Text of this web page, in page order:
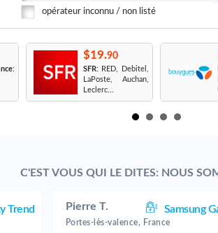
opérateur inconnu / non listé
:
$19.90
SFR: RED, Debitel,
LaPoste, Auchan,
Leclerc...
C'EST VOUS QUI LE DITES: NOUS
Trend Pierre T. Samsung
Portes-lès-valence, France